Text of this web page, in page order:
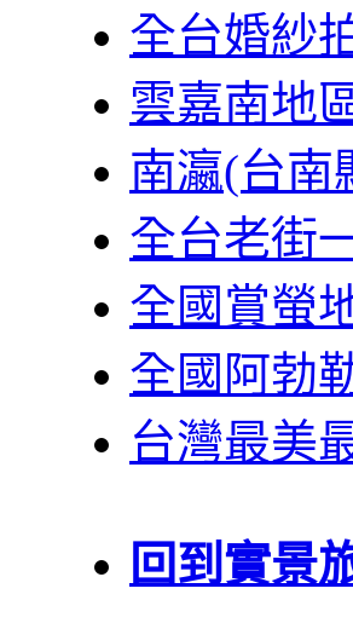
全台婚紗
雲嘉南地
南瀛(台南
全台老街
全國賞螢
全國阿勃
台灣最美
回到實景